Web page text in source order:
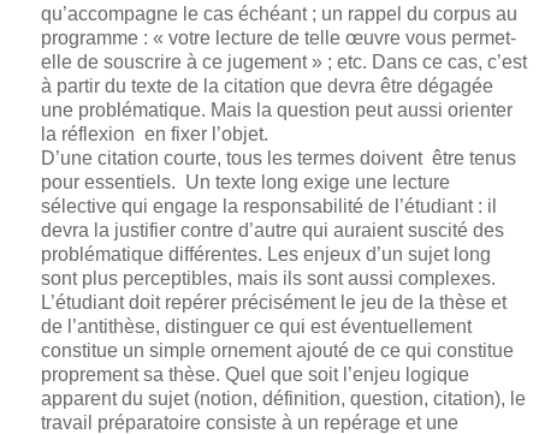
qu’accompagne le cas échéant ; un rappel du corpus au
programme : « votre lecture de telle œuvre vous permet-
elle de souscrire à ce jugement » ; etc. Dans ce cas, c’est
à partir du texte de la citation que devra être dégagée
une problématique. Mais la question peut aussi orienter
la réflexion en fixer l’objet.
D’une citation courte, tous les termes doivent être tenus
pour essentiels. Un texte long exige une lecture
sélective qui engage la responsabilité de l’étudiant : il
devra la justifier contre d’autre qui auraient suscité des
problématique différentes. Les enjeux d’un sujet long
sont plus perceptibles, mais ils sont aussi complexes.
L’étudiant doit repérer précisément le jeu de la thèse et
de l’antithèse, distinguer ce qui est éventuellement
constitue un simple ornement ajouté de ce qui constitue
proprement sa thèse. Quel que soit l’enjeu logique
apparent du sujet (notion, définition, question, citation), le
travail préparatoire consiste à un repérage et une